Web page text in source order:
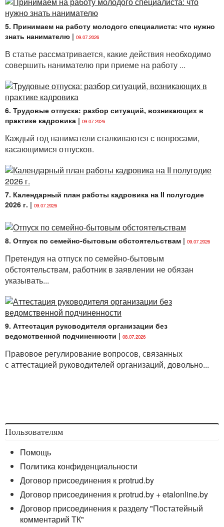
5. Принимаем на работу молодого специалиста: что нужно
знать нанимателю | 09.07.2026
В статье рассматривается, какие действия необходимо
совершить нанимателю при приеме на работу ...
6. Трудовые отпуска: разбор ситуаций, возникающих в
практике кадровика | 09.07.2026
Каждый год наниматели сталкиваются с вопросами,
касающимися отпусков.
7. Календарный план работы кадровика на II полугодие
2026 г. | 09.07.2026
8. Отпуск по семейно-бытовым обстоятельствам | 09.07.2026
Претендуя на отпуск по семейно-бытовым
обстоятельствам, работник в заявлении не обязан
указывать...
9. Аттестация руководителя организации без
ведомственной подчиненности | 08.07.2026
Правовое регулирование вопросов, связанных
с аттестацией руководителей организаций, довольно...
Пользователям
Помощь
Политика конфиденциальности
Договор присоединения к protrud.by
Договор присоединения к protrud.by + etalonline.by
Договор присоединения к разделу "Постатейный
комментарий ТК"